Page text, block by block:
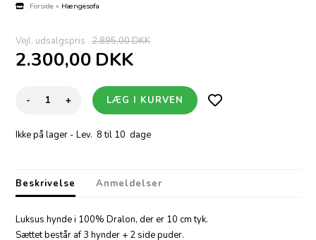
Forside » Hængesofa
Vejl. udsalgspris 2.895,00 DKK
2.300,00 DKK
- +
Ikke på lager - Lev. 8 til 10 dage
Beskrivelse Anmeldelser
Luksus hynde i 100% Dralon, der er 10 cm tyk.
Sættet består af 3 hynder + 2 side puder.